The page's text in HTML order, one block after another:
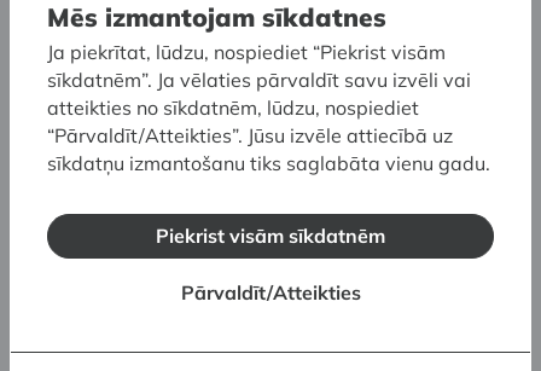
Piekļūstamības raksturojums
cilvēkiem ar dzirdes traucējumiem
Izstādē nav audio mākslas darbu. Visi mākslas
darbi ir pilnvērtīgi uztverami cilvēkiem ar dzirdes
traucējumiem.
Jūgenda salonā ir apskatāma video filma ar
Mēs izmantojam sīkdatnes
Ja piekrītat, lūdzu, nospiediet “Piekrist visām
sīkdatnēm”. Ja vēlaties pārvaldīt savu izvēli vai
atteikties no sīkdatnēm, lūdzu, nospiediet
“Pārvaldīt/Atteikties”. Jūsu izvēle attiecībā uz
sīkdatņu izmantošanu tiks saglabāta vienu gadu.
Piekrist visām sīkdatnēm
Pārvaldīt/Atteikties